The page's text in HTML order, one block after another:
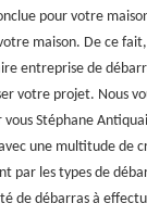
pour votre
maison. De ce
entreprise de
votre projet. Nous
Stéphane
une multitude de
par les types de
de débarras à